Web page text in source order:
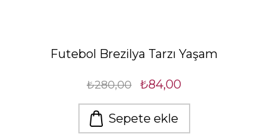
Futebol Brezilya Tarzı Yaşam
₺280,00 ₺84,00
Sepete ekle